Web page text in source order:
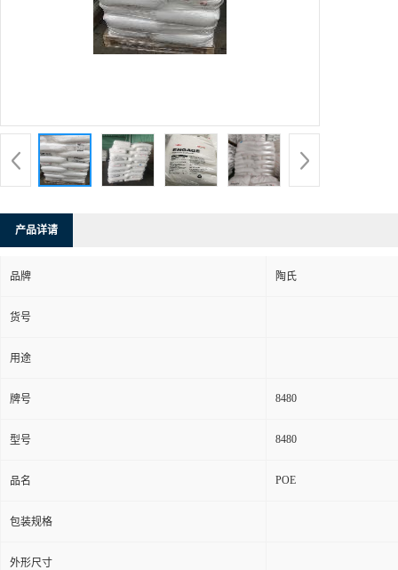
产品详请
品牌 陶氏
货号
用途
牌号 8480
型号 8480
品名 POE
包装规格
外形尺寸